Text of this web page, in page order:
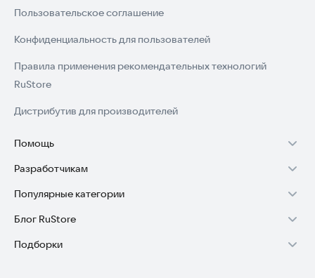
Пользовательское соглашение
Конфиденциальность для пользователей
Правила применения рекомендательных технологий
RuStore
Дистрибутив для производителей
Помощь
Установка RuStore на TV
Установка RuStore на телефон
Установка RuStore в машину
Помощь пользователям RuStore
Разработчикам
Зарабатывать с RuStore
Стать разработчиком
Доступ к RuStore Консоль
Популярные категории
Игры для Android
Приложения банков
Блог RuStore
Обзоры игр для Android 2025
Подборки